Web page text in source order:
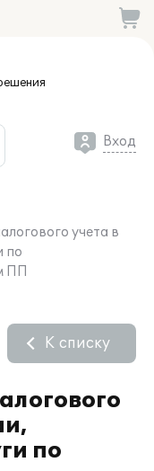
Вход
учета в
по
ПП
по
К списку